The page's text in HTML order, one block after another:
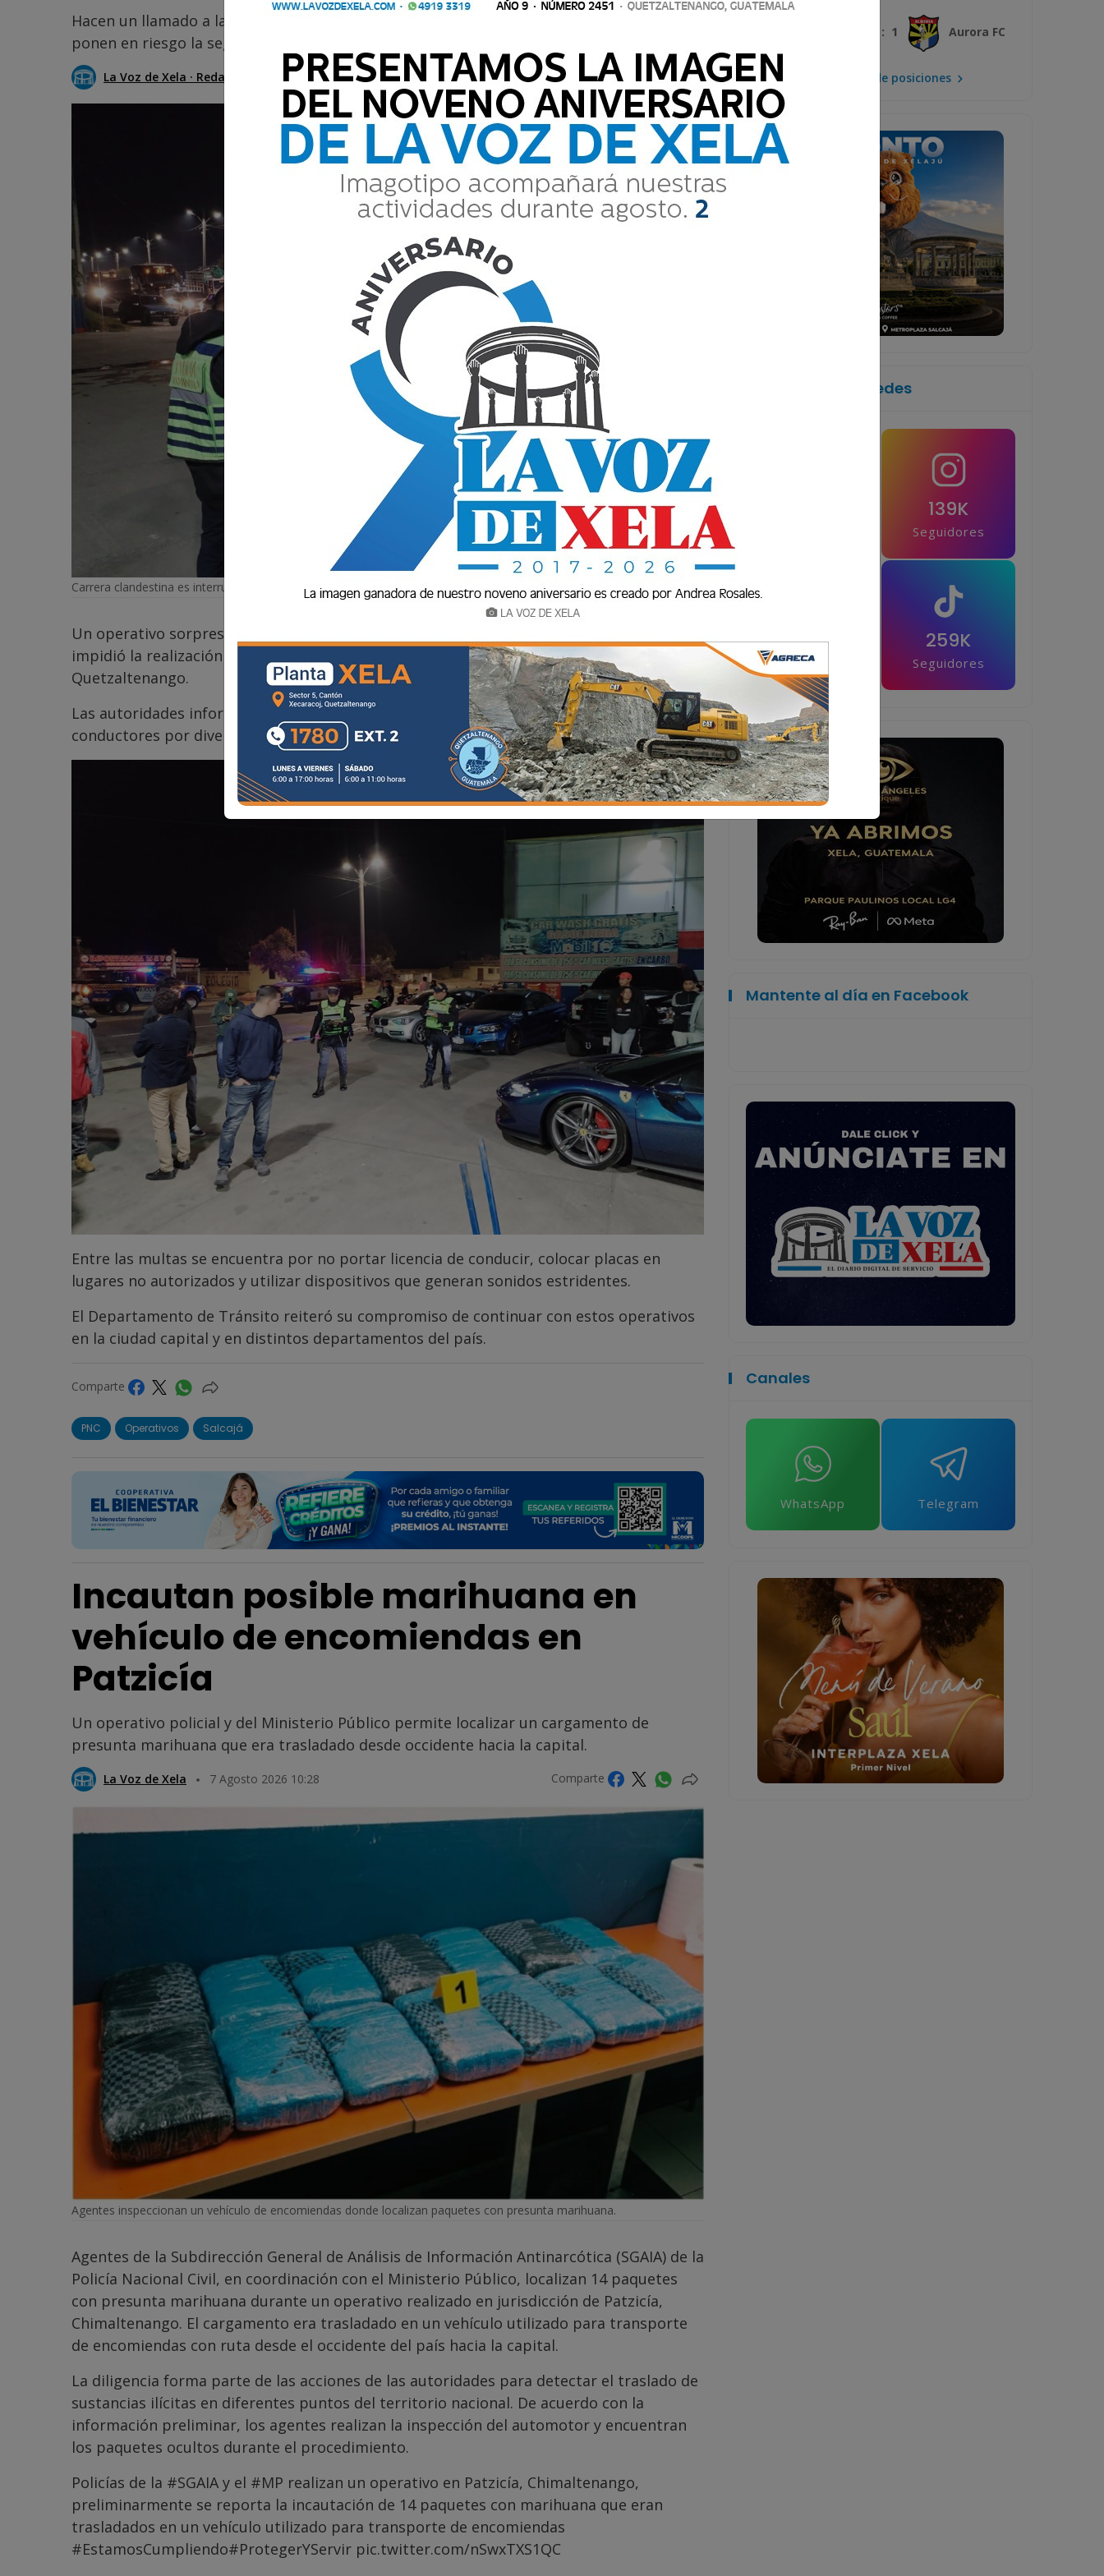
Hacen un llamado a la ciudadanía para denunciar este tipo de eventos ilegales que
ponen en riesgo la seguridad vial.
La Voz de Xela · Redacción 14 Marzo 2025 09:33 Comparte
Carrera clandestina es interrumpida.
Un operativo sorpresa del Departamento de Tránsito de la Policía Nacional Civil (PNC)
impidió la realización de una carrera clandestina en la autopista de Salcajá,
Quetzaltenango.
Las autoridades informaron que, durante la intervención, se impusieron 18 multas a los
conductores por diversas faltas.
Entre las multas se encuentra por no portar licencia de conducir, colocar placas en
lugares no autorizados y utilizar dispositivos que generan sonidos estridentes.
El Departamento de Tránsito reiteró su compromiso de continuar con estos operativos
en la ciudad capital y en distintos departamentos del país.
Comparte
PNC Operativos Salcajá
Incautan posible marihuana en
vehículo de encomiendas en
Patzicía
Un operativo policial y del Ministerio Público permite localizar un cargamento de
presunta marihuana que era trasladado desde occidente hacia la capital.
La Voz de Xela 7 Agosto 2026 10:28 Comparte
Agentes inspeccionan un vehículo de encomiendas donde localizan paquetes con presunta marihuana.
Agentes de la Subdirección General de Análisis de Información Antinarcótica (SGAIA) de la
Policía Nacional Civil, en coordinación con el Ministerio Público, localizan 14 paquetes
con presunta marihuana durante un operativo realizado en jurisdicción de Patzicía,
Chimaltenango. El cargamento era trasladado en un vehículo utilizado para transporte
de encomiendas con ruta desde el occidente del país hacia la capital.
La diligencia forma parte de las acciones de las autoridades para detectar el traslado de
sustancias ilícitas en diferentes puntos del territorio nacional. De acuerdo con la
información preliminar, los agentes realizan la inspección del automotor y encuentran
los paquetes ocultos durante el procedimiento.
Policías de la #SGAIA y el #MP realizan un operativo en Patzicía, Chimaltenango,
preliminarmente se reporta la incautación de 14 paquetes con marihuana que eran
trasladados en un vehículo utilizado para transporte de encomiendas
#EstamosCumpliendo#ProtegerYServir pic.twitter.com/nSwxTXS1QC
3 : 1 Aurora FC
Mira la tabla de posiciones
Síguenos en las redes
139K
Seguidores
42.5K
Seguidores
259K
Seguidores
Mantente al día en Facebook
Canales
WhatsApp Telegram